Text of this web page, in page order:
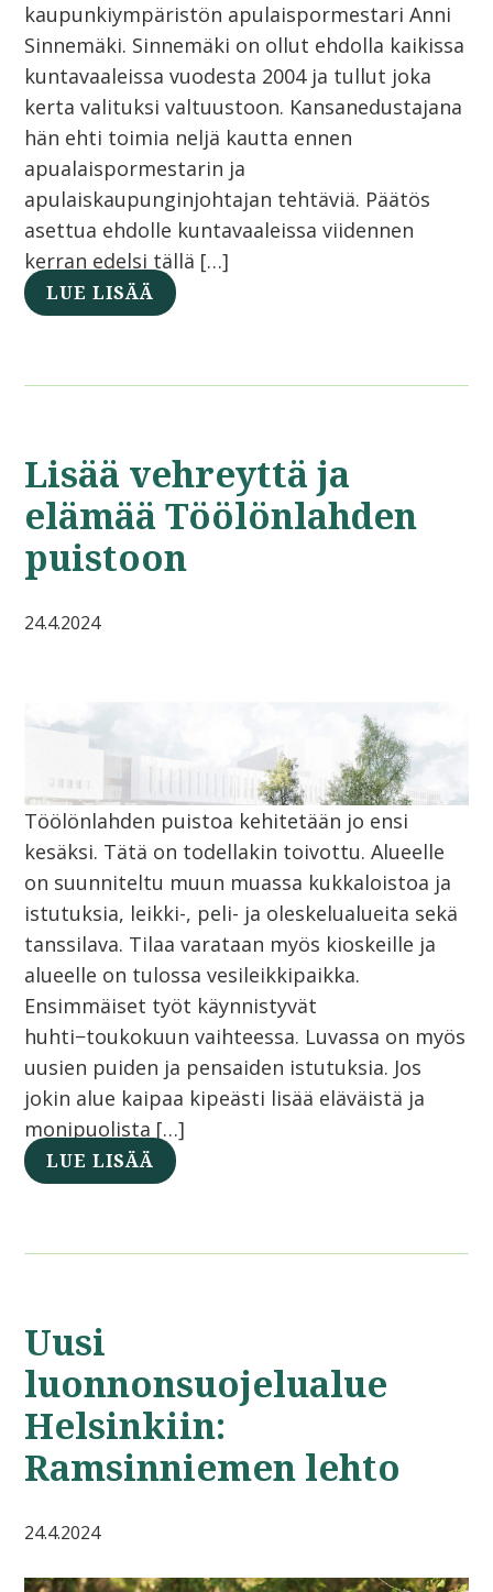
kaupunkiympäristön apulaispormestari Anni
Sinnemäki. Sinnemäki on ollut ehdolla kaikissa
kuntavaaleissa vuodesta 2004 ja tullut joka
kerta valituksi valtuustoon. Kansanedustajana
hän ehti toimia neljä kautta ennen
apualaispormestarin ja
apulaiskaupunginjohtajan tehtäviä. Päätös
asettua ehdolle kuntavaaleissa viidennen
kerran edelsi tällä […]
LUE LISÄÄ
Lisää vehreyttä ja
elämää Töölönlahden
puistoon
24.4.2024
Töölönlahden puistoa kehitetään jo ensi
kesäksi. Tätä on todellakin toivottu. Alueelle
on suunniteltu muun muassa kukkaloistoa ja
istutuksia, leikki-, peli- ja oleskelualueita sekä
tanssilava. Tilaa varataan myös kioskeille ja
alueelle on tulossa vesileikkipaikka.
Ensimmäiset työt käynnistyvät
huhti−toukokuun vaihteessa. Luvassa on myös
uusien puiden ja pensaiden istutuksia. Jos
jokin alue kaipaa kipeästi lisää eläväistä ja
monipuolista […]
LUE LISÄÄ
Uusi
luonnonsuojelualue
Helsinkiin:
Ramsinniemen lehto
24.4.2024